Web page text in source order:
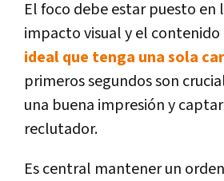
El foco debe estar puesto en
impacto visual y el contenido
ideal que tenga una sola
primeros segundos son
una buena impresión y
reclutador.
Es central mantener un